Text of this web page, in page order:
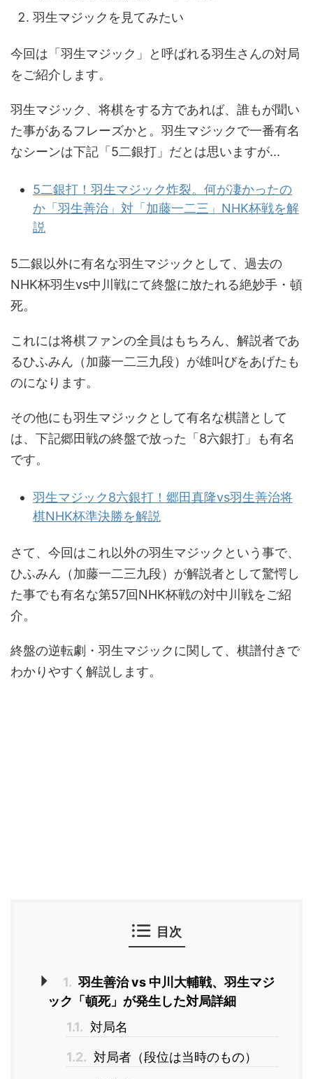
羽生マジックを見てみたい
今回は「羽生マジック」と呼ばれる羽生さんの対局
をご紹介します。
羽生マジック、将棋をする方であれば、誰もが聞い
た事があるフレーズかと。羽生マジックで一番有名
なシーンは下記「5二銀打」だとは思いますが...
5二銀打！羽生マジック炸裂。何が凄かったの
か「羽生善治」対「加藤一二三」NHK杯戦を解
説
5二銀以外に有名な羽生マジックとして、過去の
NHK杯羽生vs中川戦にて終盤に放たれる絶妙手・頓
死。
これには将棋ファンの全員はもちろん、解説者であ
るひふみん（加藤一二三九段）が雄叫びをあげたも
のになります。
その他にも羽生マジックとして有名な棋譜として
は、下記郷田戦の終盤で放った「8六銀打」も有名
です。
羽生マジック8六銀打！郷田真隆vs羽生善治将
棋NHK杯準決勝を解説
さて、今回はこれ以外の羽生マジックという事で、
ひふみん（加藤一二三九段）が解説者として驚愕し
た事でも有名な第57回NHK杯戦の対中川戦をご紹
介。
終盤の逆転劇・羽生マジックに関して、棋譜付きで
わかりやすく解説します。
目次
1. 羽生善治 vs 中川大輔戦、羽生マジ
ック「頓死」が発生した対局詳細
1.1. 対局名
1.2. 対局者（段位は当時のもの）